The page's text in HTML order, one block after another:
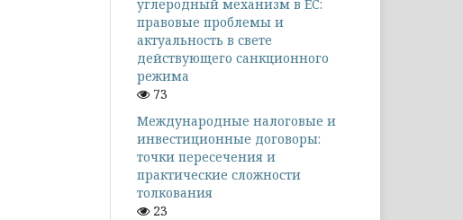
углеродный механизм в ЕС:
правовые проблемы и
актуальность в свете
действующего санкционного
режима
73
Международные налоговые и
инвестиционные договоры:
точки пересечения и
практические сложности
толкования
23